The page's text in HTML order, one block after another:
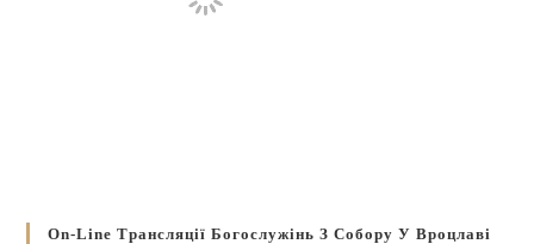
On-Line Трансляції Богослужінь З Собору У Вроцлаві